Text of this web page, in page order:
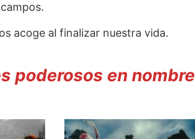
acoge al finalizar nuestra vida.
poderosos en nombre